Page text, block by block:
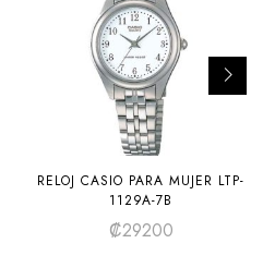
RELOJ CASIO PARA MUJER LTP-
1129A-7B
₡29200